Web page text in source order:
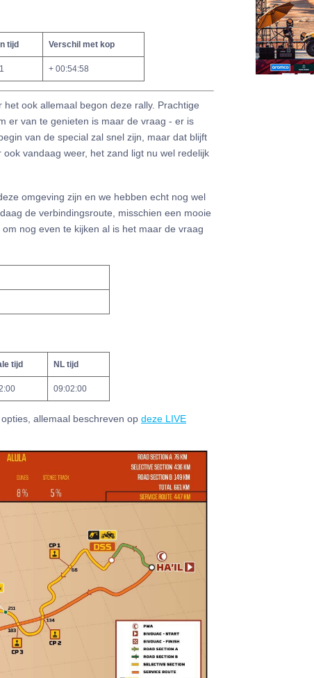
tijd Verschil met kop
+ 00:54:58
ook allemaal begon deze rally. Prachtige
er van te genieten is maar de vraag - er is
van de special zal snel zijn, maar dat blijft
vandaag weer, het zand ligt nu wel redelijk
omgeving zijn en we hebben echt nog wel
de verbindingsroute, misschien een mooie
nog even te kijken al is het maar de vraag
tijd NL tijd
09:02:00
allemaal beschreven op deze LIVE